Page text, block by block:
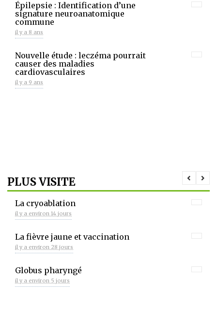
Épilepsie : Identification d’une
signature neuroanatomique
commune
il y a 8 ans
Nouvelle étude : leczéma pourrait
causer des maladies
cardiovasculaires
il y a 9 ans
PLUS VISITE
La cryoablation
il y a environ 14 jours
La fièvre jaune et vaccination
il y a environ 28 jours
Globus pharyngé
il y a environ 5 jours